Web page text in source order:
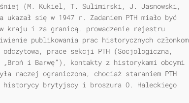
(M. Kukiel, T. Sulimirski, J. Jasnowski,
ukazał się w 1947 r. Zadaniem PTH miało być
w kraju i za granicą, prowadzenie rejestru
publikowania prac historycznych członkom
odczytowa, prace sekcji PTH (Socjologiczna,
„Broń i Barwę”), kontakty z historykami obcymi
raczej ograniczona, chociaż staraniem PTH
historycy brytyjscy i broszura O. Haleckiego